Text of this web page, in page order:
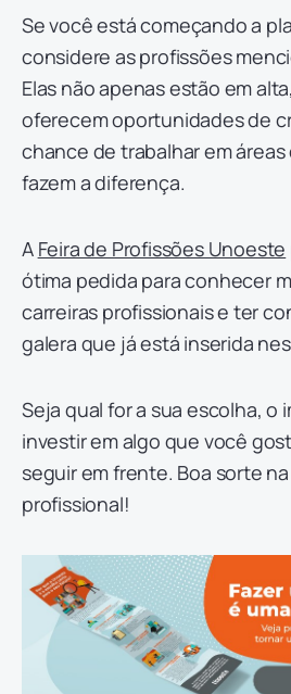
Se você está começando a
considere as profissões
Elas não apenas estão em
oferecem oportunidades de
chance de trabalhar em
fazem a diferença.
A Feira de Profissões Unoeste
ótima pedida para conhecer
carreiras profissionais e ter
galera que já está inserida
Seja qual for a sua escolha, o
investir em algo que você
seguir em frente. Boa sorte
profissional!